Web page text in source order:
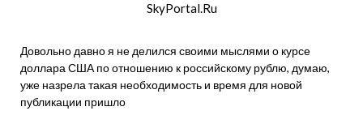
SkyPortal.Ru
Довольно давно я не делился своими мыслями о курсе
доллара США по отношению к российскому рублю, думаю,
уже назрела такая необходимость и время для новой
публикации пришло